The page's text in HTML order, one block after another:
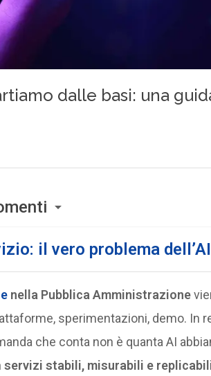
il vero problema
nella Pubblica Amministrazione
sperimentazioni, demo. In
che conta non è quanta AI
servizi stabili, misurabili e